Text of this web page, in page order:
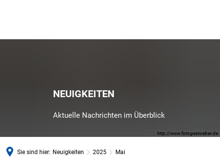
http://www.fotogestoeber.de
NEUIGKEITEN
Aktuelle Nachrichten im Überblick
Sie sind hier: Neuigkeiten 2025 Mai